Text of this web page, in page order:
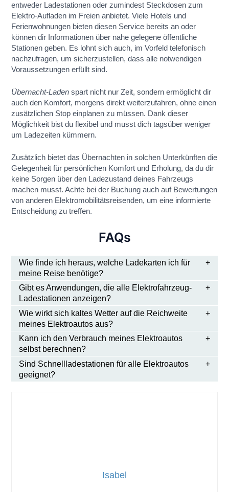
entweder Ladestationen oder zumindest Steckdosen zum
Elektro-Aufladen im Freien anbietet. Viele Hotels und
Ferienwohnungen bieten diesen Service bereits an oder
können dir Informationen über nahe gelegene öffentliche
Stationen geben. Es lohnt sich auch, im Vorfeld telefonisch
nachzufragen, um sicherzustellen, dass alle notwendigen
Voraussetzungen erfüllt sind.
Übernacht-Laden spart nicht nur Zeit, sondern ermöglicht dir
auch den Komfort, morgens direkt weiterzufahren, ohne einen
zusätzlichen Stop einplanen zu müssen. Dank dieser
Möglichkeit bist du flexibel und musst dich tagsüber weniger
um Ladezeiten kümmern.
Zusätzlich bietet das Übernachten in solchen Unterkünften die
Gelegenheit für persönlichen Komfort und Erholung, da du dir
keine Sorgen über den Ladezustand deines Fahrzeugs
machen musst. Achte bei der Buchung auch auf Bewertungen
von anderen Elektromobilitätsreisenden, um eine informierte
Entscheidung zu treffen.
FAQs
Wie finde ich heraus, welche Ladekarten ich für
meine Reise benötige?
Gibt es Anwendungen, die alle Elektrofahrzeug-
Ladestationen anzeigen?
Wie wirkt sich kaltes Wetter auf die Reichweite
meines Elektroautos aus?
Kann ich den Verbrauch meines Elektroautos
selbst berechnen?
Sind Schnellladestationen für alle Elektroautos
geeignet?
Isabel